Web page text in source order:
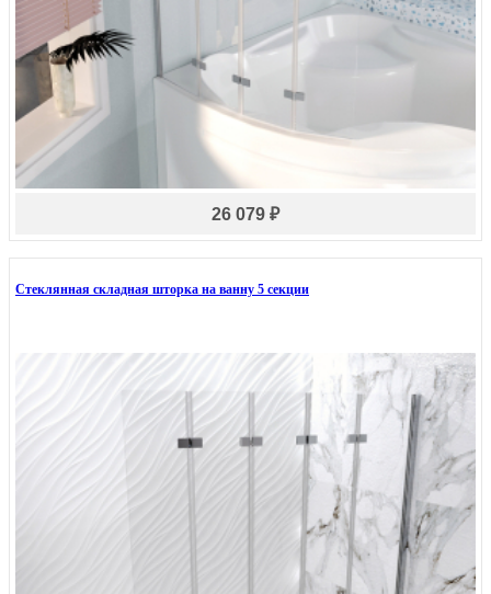
26 079 ₽
Стеклянная складная шторка на ванну 5 секции